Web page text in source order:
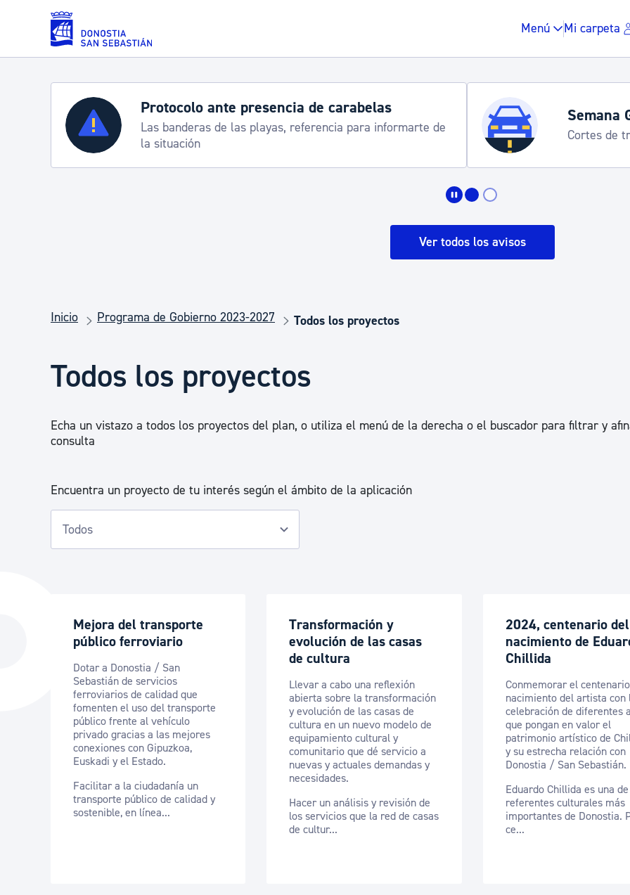
Saltar al contenido principal
Menú Mi carpeta
Servicios
Padrón y asuntos personales
Espacio público,
Seguridad ciudadana y emergencias
Salud Pública, animales y consumo
Infancia y juventud Igualdad, Derechos
La ciudad
La ciudad ahora
Descubre la ciudad
La ciudad futura
Actualidad
Avisos
Agenda cultural
Administración municipal
Calendario fiscal
Portal de transparencia
Protocolo ante presencia de carabelas
Las banderas de las playas, referencia para informarte de
la situación
Semana
Cortes de
Ver todos los avisos
Inicio Programa de Gobierno 2023-2027 Todos los proyectos
Todos los proyectos
Echa un vistazo a todos los proyectos del plan, o utiliza el menú de la derecha o el buscador para filtrar y
consulta
Encuentra un proyecto de tu interés según el ámbito de la aplicación
Mejora del transporte
público ferroviario
Dotar a Donostia / San
Sebastián de servicios
ferroviarios de calidad que
fomenten el uso del transporte
público frente al vehículo
privado gracias a las mejores
conexiones con Gipuzkoa,
Euskadi y el Estado.
Facilitar a la ciudadanía un
transporte público de calidad y
sostenible, en línea...
Transformación y
evolución de las casas
de cultura
Llevar a cabo una reflexión
abierta sobre la transformación
y evolución de las casas de
cultura en un nuevo modelo de
equipamiento cultural y
comunitario que dé servicio a
nuevas y actuales demandas y
necesidades.
Hacer un análisis y revisión de
los servicios que la red de casas
de cultur...
2024, centenario del
nacimiento de
Chillida
Conmemorar el
nacimiento del artista con
celebración de diferentes
que pongan en valor el
patrimonio artístico de
y su estrecha relación con
Donostia / San Sebastián.
Eduardo Chillida es una
referentes culturales más
importantes de Donostia.
ce...